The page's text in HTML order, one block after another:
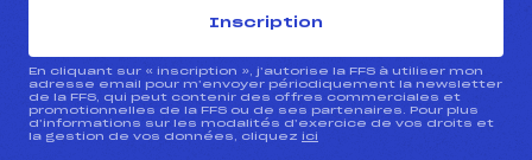
Inscription
En cliquant sur « inscription », j’autorise la FFS à utiliser mon
adresse email pour m’envoyer périodiquement la newsletter
de la FFS, qui peut contenir des offres commerciales et
promotionnelles de la FFS ou de ses partenaires. Pour plus
d’informations sur les modalités d’exercice de vos droits et
la gestion de vos données, cliquez ici